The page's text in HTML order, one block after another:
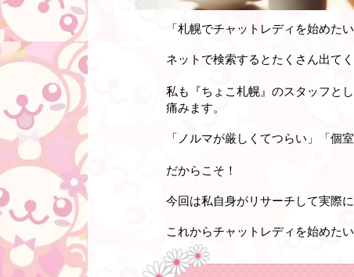
「札幌でチャットレディを始めた
ネットで検索するとたくさん出て
私も『ちょこ札幌』のスタッフと
痛みます。
「ノルマが厳しくてつらい」「個
だからこそ！
今回は私自身がリサーチして実際
これからチャットレディを始めた